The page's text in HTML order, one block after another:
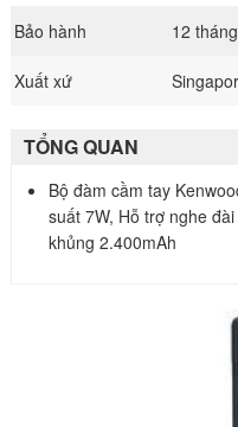
Bảo hành 12 tháng
Xuất xứ
TỔNG QUAN
Bộ đàm cầm tay
suất 7W, Hỗ trợ nghe
khủng 2.400mAh